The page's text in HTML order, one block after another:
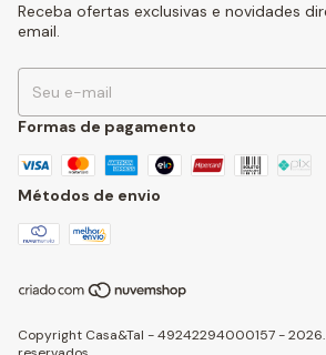
Receba ofertas exclusivas e novidades
email.
Formas de pagamento
Métodos de envio
Copyright Casa&Tal - 49242294000157 -